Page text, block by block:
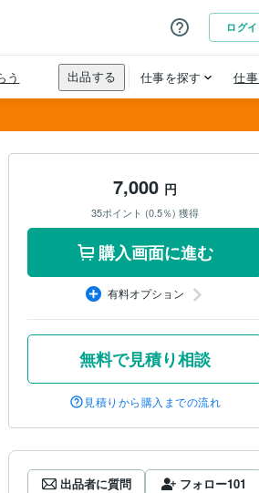
7,000 円
35ポイント (0.5％) 獲得
購入画面に進む
有料オプション
無料で見積り相談
見積りから購入までの流れ
出品者に質問 フォロー101